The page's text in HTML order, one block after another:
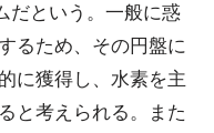
だという。一般に惑
るため、その円盤に
に獲得し、水素を主
と考えられる。また